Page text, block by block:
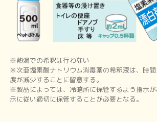
急性出血性結膜炎
突発性発しん
※熱湯での希釈は行わない
※次亜塩素酸ナトリウム消毒薬の希釈液は、時
度が減少することに留意する。
※製品によっては、冷暗所に保管するよう指示
示に従い適切に保管することが必要となる。